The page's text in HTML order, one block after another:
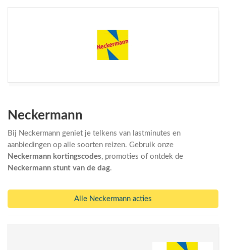
Neckermann
Bij Neckermann geniet je telkens van lastminutes en
aanbiedingen op alle soorten reizen. Gebruik onze
Neckermann kortingscodes, promoties of ontdek de
Neckermann stunt van de dag.
Alle Neckermann acties